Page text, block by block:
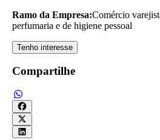
Ramo da Empresa:Comércio
perfumaria e de higiene pessoal
Tenho interesse
Compartilhe